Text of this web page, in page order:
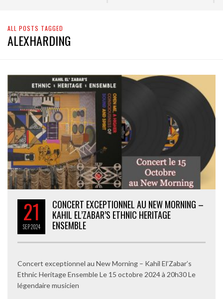
ALL POSTS TAGGED
ALEXHARDING
21
SEP2024
CONCERT EXCEPTIONNEL AU NEW MORNING –
KAHIL EL’ZABAR’S ETHNIC HERITAGE
ENSEMBLE
Concert exceptionnel au New Morning – Kahil El’Zabar’s
Ethnic Heritage Ensemble Le 15 octobre 2024 à 20h30 Le
légendaire musicien